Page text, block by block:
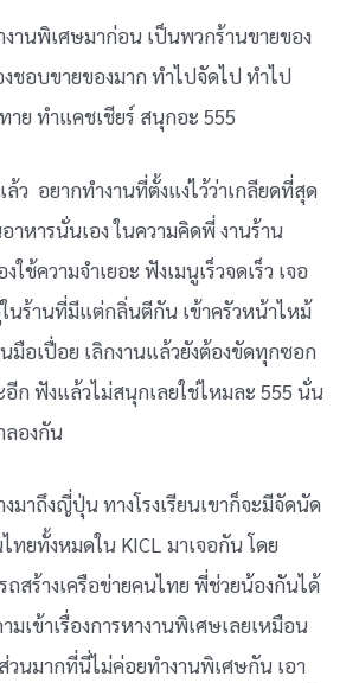
งานพิเศษมาก่อน เป็นพวกร้านขายของ
ชอบขายของมาก ทำไปจัดไป ทำไป
าย ทำแคชเชียร์ สนุกอะ 555
อยากทำงานที่ตั้งแง่ไว้ว่าเกลียดที่สุด
าหารนั่นเอง ในความคิดพี่ งานร้าน
ใช้ความจำเยอะ ฟังเมนูเร็วจดเร็ว เจอ
ในร้านที่มีแต่กลิ่นตีกัน เข้าครัวหน้าไหม้
มือเปื่อย เลิกงานแล้วยังต้องขัดทุกซอก
อีก ฟังแล้วไม่สนุกเลยใช่ไหมละ 555 นั่น
ลองกัน
มาถึงญี่ปุ่น ทางโรงเรียนเขาก็จะมีจัดนัด
ยทั้งหมดใน KICL มาเจอกัน โดย
ถสร้างเครือข่ายคนไทย พี่ช่วยน้องกันได้
เข้าเรื่องการหางานพิเศษเลยเหมือน
นมากที่นี่ไม่ค่อยทำงานพิเศษกัน เอา